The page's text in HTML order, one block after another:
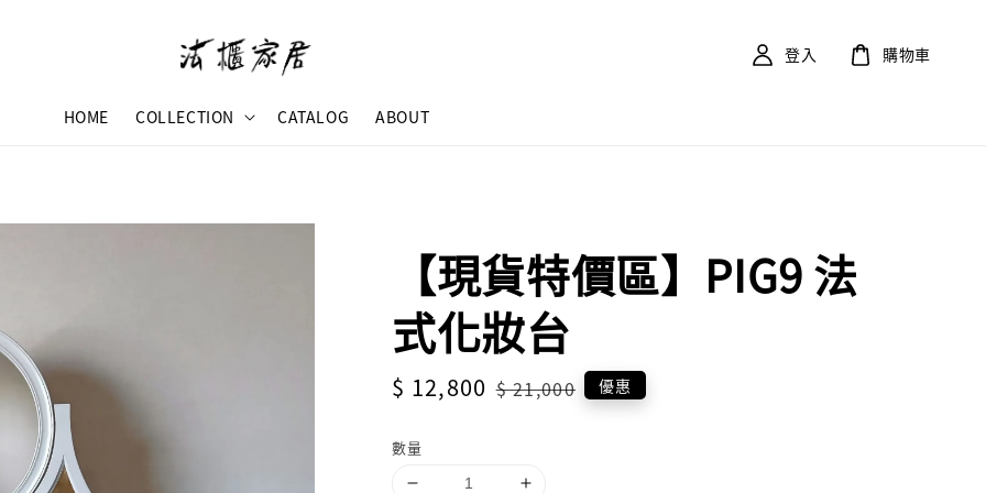
HOME COLLECTION CATALOG ABOUT
登入 購物車
【現貨特價區】PIG9 法
式化妝台
Sale
$ 12,800 Regular
$ 21,000 優惠
數量